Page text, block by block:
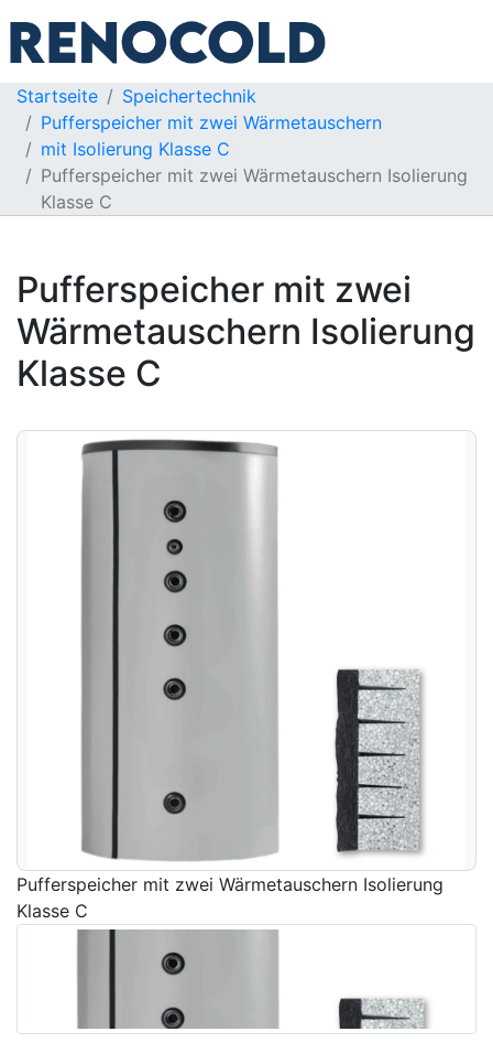
Startseite
Speichertechnik
Pufferspeicher mit zwei Wärmetauschern
mit Isolierung Klasse C
Pufferspeicher mit zwei Wärmetauschern Isolierung
Klasse C
Pufferspeicher mit zwei
Wärmetauschern Isolierung
Klasse C
Pufferspeicher mit zwei Wärmetauschern Isolierung
Klasse C